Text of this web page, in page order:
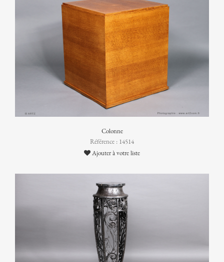
Colonne
Référence : 14514
Ajouter à votre liste